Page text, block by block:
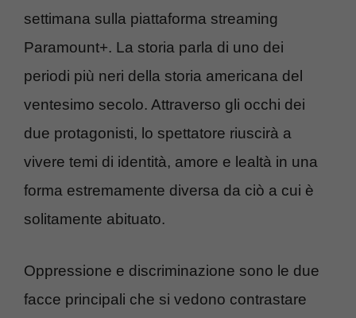
settimana sulla piattaforma streaming
Paramount+. La storia parla di uno dei
periodi più neri della storia americana del
ventesimo secolo. Attraverso gli occhi dei
due protagonisti, lo spettatore riuscirà a
vivere temi di identità, amore e lealtà in una
forma estremamente diversa da ciò a cui è
solitamente abituato.
Oppressione e discriminazione sono le due
facce principali che si vedono contrastare